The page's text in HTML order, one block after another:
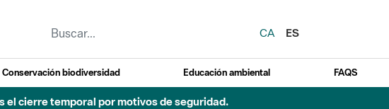
CA
ES
Conservación biodiversidad Educación ambiental FAQS
el cierre temporal por motivos de seguridad.